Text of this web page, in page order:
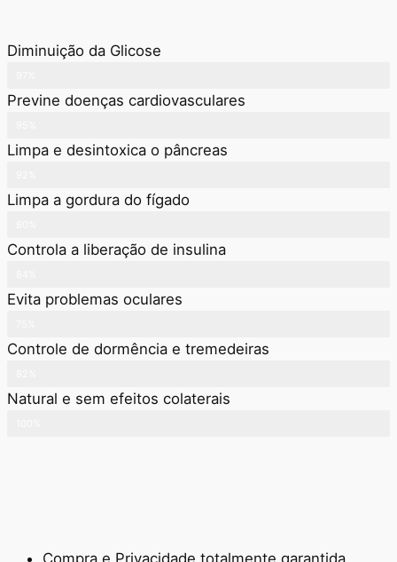
Diminuição da Glicose​
Previne doenças cardiovasculares
Limpa e desintoxica o pâncreas
Limpa a gordura do fígado
Controla a liberação de insulina
Evita problemas oculares
Controle de dormência e tremedeiras
Natural e sem efeitos colaterais
Compra e Privacidade totalmente garantida.